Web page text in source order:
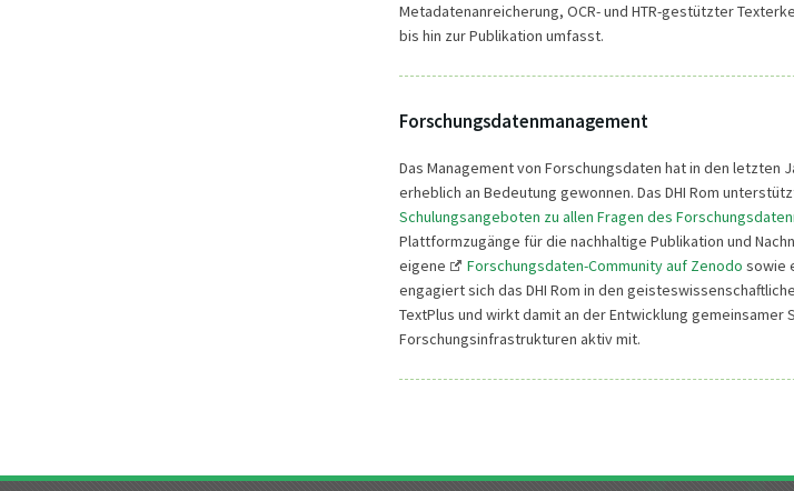
Metadatenanreicherung, OCR- und HTR-gestützter
bis hin zur Publikation umfasst.
Forschungsdatenmanagement
Das Management von Forschungsdaten hat in den letzten
erheblich an Bedeutung gewonnen. Das DHI Rom
Schulungsangeboten zu allen Fragen des
Plattformzugänge für die nachhaltige Publikation und
eigene
Forschungsdaten-Community auf Zenodo sowie
engagiert sich das DHI Rom in den
TextPlus und wirkt damit an der Entwicklung gemeinsamer
Forschungsinfrastrukturen aktiv mit.